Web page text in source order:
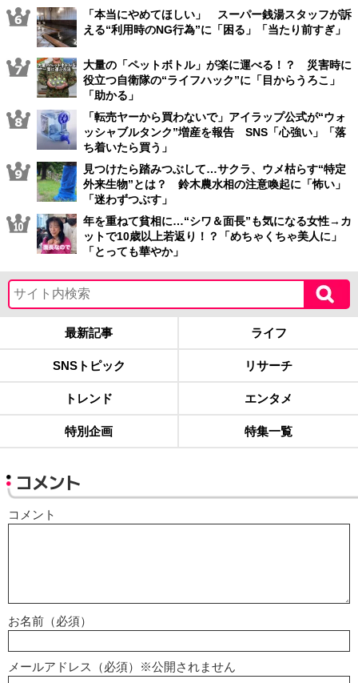
「本当にやめてほしい」 スーパー銭湯スタッフが訴
える“利用時のNG行為”に「困る」「当たり前すぎ」
大量の「ペットボトル」が楽に運べる！？ 災害時に
役立つ自衛隊の“ライフハック”に「目からうろこ」
「助かる」
「転売ヤーから買わないで」アイラップ公式が“ウォ
ッシャブルタンク”増産を報告 SNS「心強い」「落
ち着いたら買う」
見つけたら踏みつぶして…サクラ、ウメ枯らす“特定
外来生物”とは？ 鈴木農水相の注意喚起に「怖い」
「迷わずつぶす」
年を重ねて貧相に…“シワ＆面長”も気になる女性→カ
ットで10歳以上若返り！？「めちゃくちゃ美人に」
「とっても華やか」
最新記事 ライフ
SNSトピック リサーチ
トレンド エンタメ
特別企画 特集一覧
コメント
コメント
お名前（必須）
メールアドレス（必須）※公開されません